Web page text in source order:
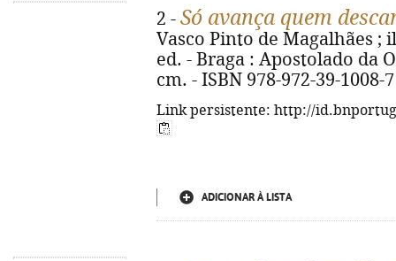
2 - Só avança quem
Vasco Pinto de Magalhães ;
ed. - Braga : Apostolado da
cm. - ISBN 978-972-39-1008-7
Link persistente: http://
ADICIONAR À LISTA